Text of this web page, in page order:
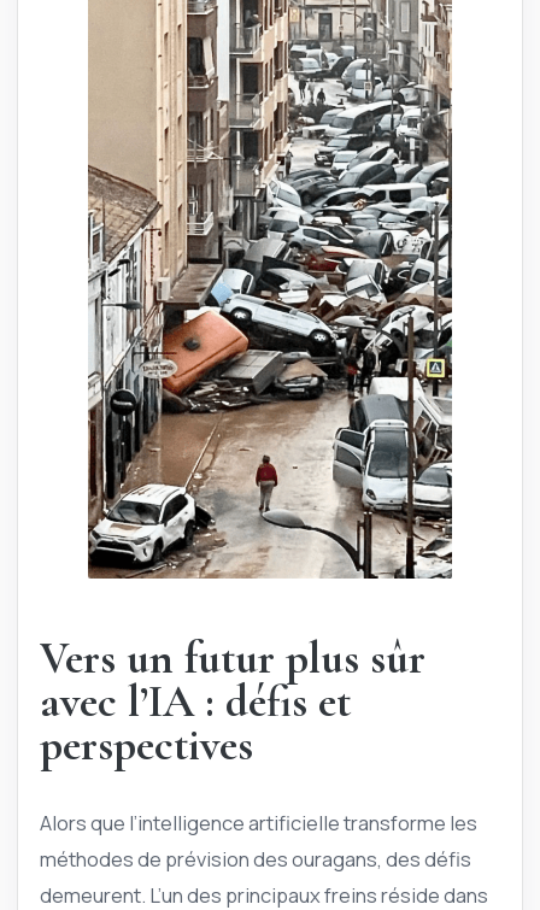
Vers un futur plus sûr
avec l’IA : défis et
perspectives
Alors que l’intelligence artificielle transforme les
méthodes de prévision des ouragans, des défis
demeurent. L’un des principaux freins réside dans